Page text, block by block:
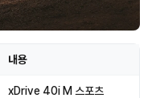
내용
xDrive 40i M 스포츠